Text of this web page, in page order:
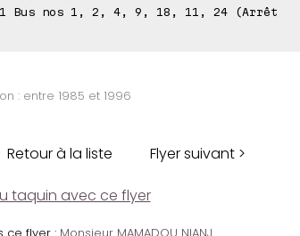
Bus nos 1, 2, 4, 9, 18, 11, 24 (Arrêt
: entre 1985 et 1996
Retour à la liste Flyer suivant >
taquin avec ce flyer
ce flyer : Monsieur MAMADOU NIANJ